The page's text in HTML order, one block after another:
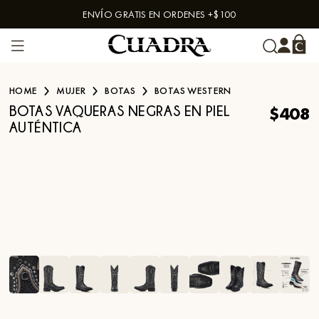
Skip to contentENVÍO GRATIS EN ORDENES +$100
HOME MUJER BOTAS BOTAS WESTERN
BOTAS VAQUERAS NEGRAS EN PIEL
AUTÉNTICA
$408